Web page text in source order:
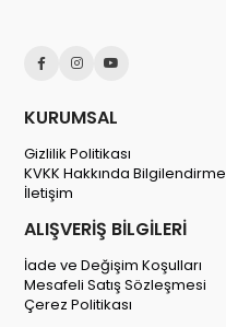
KURUMSAL
Gizlilik Politikası
KVKK Hakkında Bilgilendirme
İletişim
ALIŞVERİŞ BİLGİLERİ
İade ve Değişim Koşulları
Mesafeli Satış Sözleşmesi
Çerez Politikası